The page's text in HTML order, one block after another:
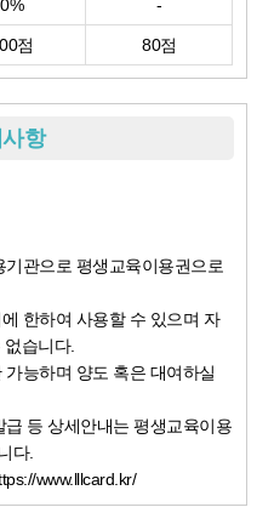
0% -
점 80점
항
관으로 평생교육이용권으로
한하여 사용할 수 있으며 자
습니다.
능하며 양도 혹은 대여하실
등 상세안내는 평생교육이용
다.
www.lllcard.kr/